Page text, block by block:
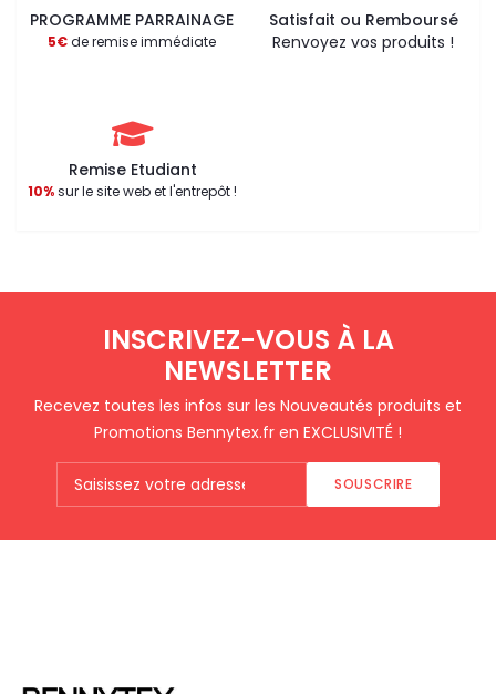
PROGRAMME PARRAINAGE
5€de remise immédiate
Satisfait ou Remboursé
Renvoyez vos produits !
Remise Etudiant
10%sur le site web et l'entrepôt !
INSCRIVEZ-VOUS À LA
NEWSLETTER
Recevez toutes les infos sur les Nouveautés produits et
Promotions Bennytex.fr en EXCLUSIVITÉ !
SOUSCRIRE